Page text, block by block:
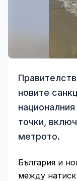
новите
точки,
метрото.
България и
между